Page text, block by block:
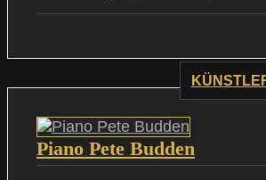
Piano Pete Budden